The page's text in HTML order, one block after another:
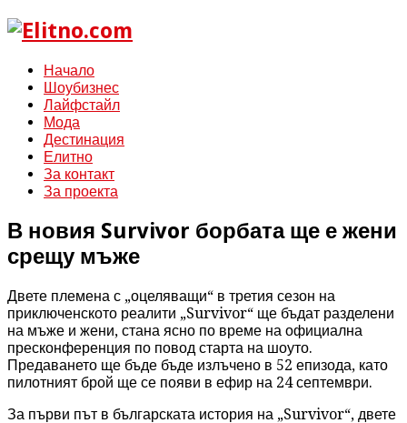
Начало
Шоубизнес
Лайфстайл
Мода
Дестинация
Елитно
За контакт
За проекта
В новия Survivor борбата ще е жени
срещу мъже
Двете племена с „оцеляващи“ в третия сезон на
приключенското реалити „Survivor“ ще бъдат разделени
на мъже и жени, стана ясно по време на официална
пресконференция по повод старта на шоуто.
Предаването ще бъде бъде излъчено в 52 епизода, като
пилотният брой ще се появи в ефир на 24 септември.
За първи път в българската история на „Survivor“, двете